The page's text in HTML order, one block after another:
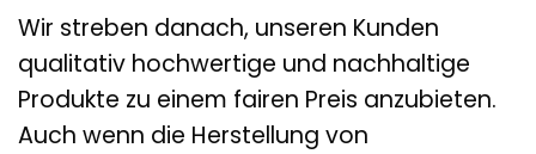
Wir streben danach, unseren Kunden
qualitativ hochwertige und nachhaltige
Produkte zu einem fairen Preis anzubieten.
Auch wenn die Herstellung von